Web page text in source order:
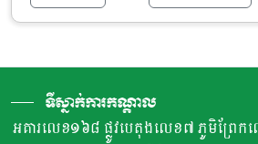
ទីស្នាក់ការកណ្តាល
អគារលេខ១៦៨ ផ្លូវបេតុងលេខ៧ ភូមិព្រែ